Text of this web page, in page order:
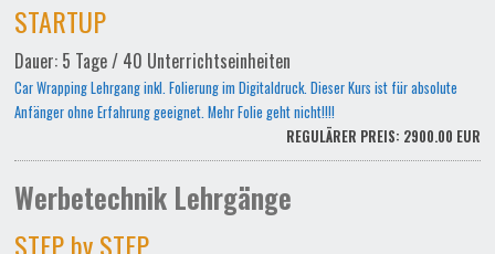
STARTUP
Dauer: 5 Tage / 40 Unterrichtseinheiten
Car Wrapping Lehrgang inkl. Folierung im Digitaldruck. Dieser Kurs ist für absolute
Anfänger ohne Erfahrung geeignet. Mehr Folie geht nicht!!!!
REGULÄRER PREIS: 2900.00 EUR
Werbetechnik Lehrgänge
STEP by STEP